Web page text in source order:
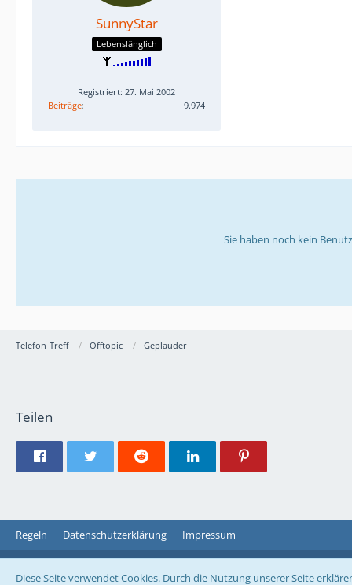
Telefon-Treff Offtopic Geplauder
SunnyStar
Lebenslänglich
Registriert: 27. Mai 2002
Beiträge
9.974
Sie haben noch kein
Teilen
Regeln Datenschutzerklärung Impressum
Diese Seite verwendet Cookies. Durch die Nutzung unserer Seite